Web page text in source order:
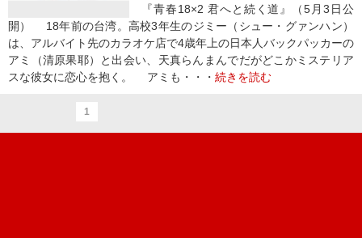
『青春18×2 君へと続く道』（5月3日公
開） 18年前の台湾。高校3年生のジミー（シュー・グァンハン）
は、アルバイト先のカラオケ店で4歳年上の日本人バックパッカーの
アミ（清原果耶）と出会い、天真らんまんでだがどこかミステリア
スな彼女に恋心を抱く。 アミも・・・ 続きを読む
1